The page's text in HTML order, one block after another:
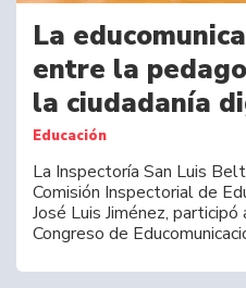
La
entre la
la ciudadanía
Educación
La Inspectoría San Luis
Comisión Inspectorial de
José Luis Jiménez,
Congreso de